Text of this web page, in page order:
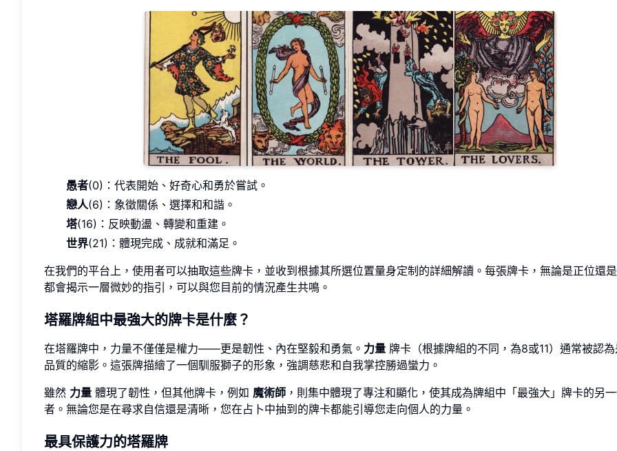
愚者(0)：代表開始、好奇心和勇於嘗試。
戀人(6)：象徵關係、選擇和和諧。
塔(16)：反映動盪、轉變和重建。
世界(21)：體現完成、成就和滿足。
在我們的平台上，使用者可以抽取這些牌卡，並收到根據其所選位置量身定制的詳細解讀。每張牌卡，無論是正位還
都會揭示一層微妙的指引，可以與您目前的情況產生共鳴。
塔羅牌組中最強大的牌卡是什麼？
在塔羅牌中，力量不僅僅是權力——更是韌性、內在堅毅和勇氣。 力量 牌卡（根據牌組的不同，為8或11）通常被認
品質的縮影。這張牌描繪了一個馴服獅子的形象，強調慈悲和自我掌控勝過蠻力。
雖然 力量 體現了韌性，但其他牌卡，例如 魔術師 ，則集中體現了專注和顯化，使其成為牌組中「最強大」牌卡的另
者。無論您是在尋求自信還是清晰，您在占卜中抽到的牌卡都能引導您走向個人的力量。
最具保護力的塔羅牌